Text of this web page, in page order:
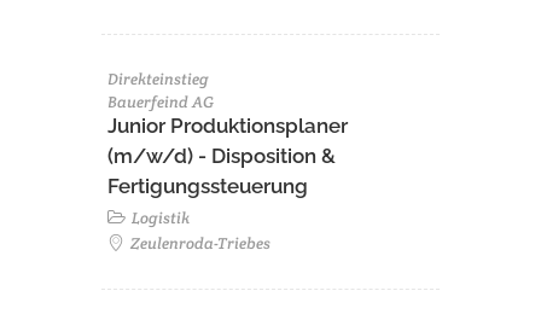
Direkteinstieg
Bauerfeind AG
Junior Produktionsplaner
(m/w/d) - Disposition &
Fertigungssteuerung
Logistik
Zeulenroda-Triebes